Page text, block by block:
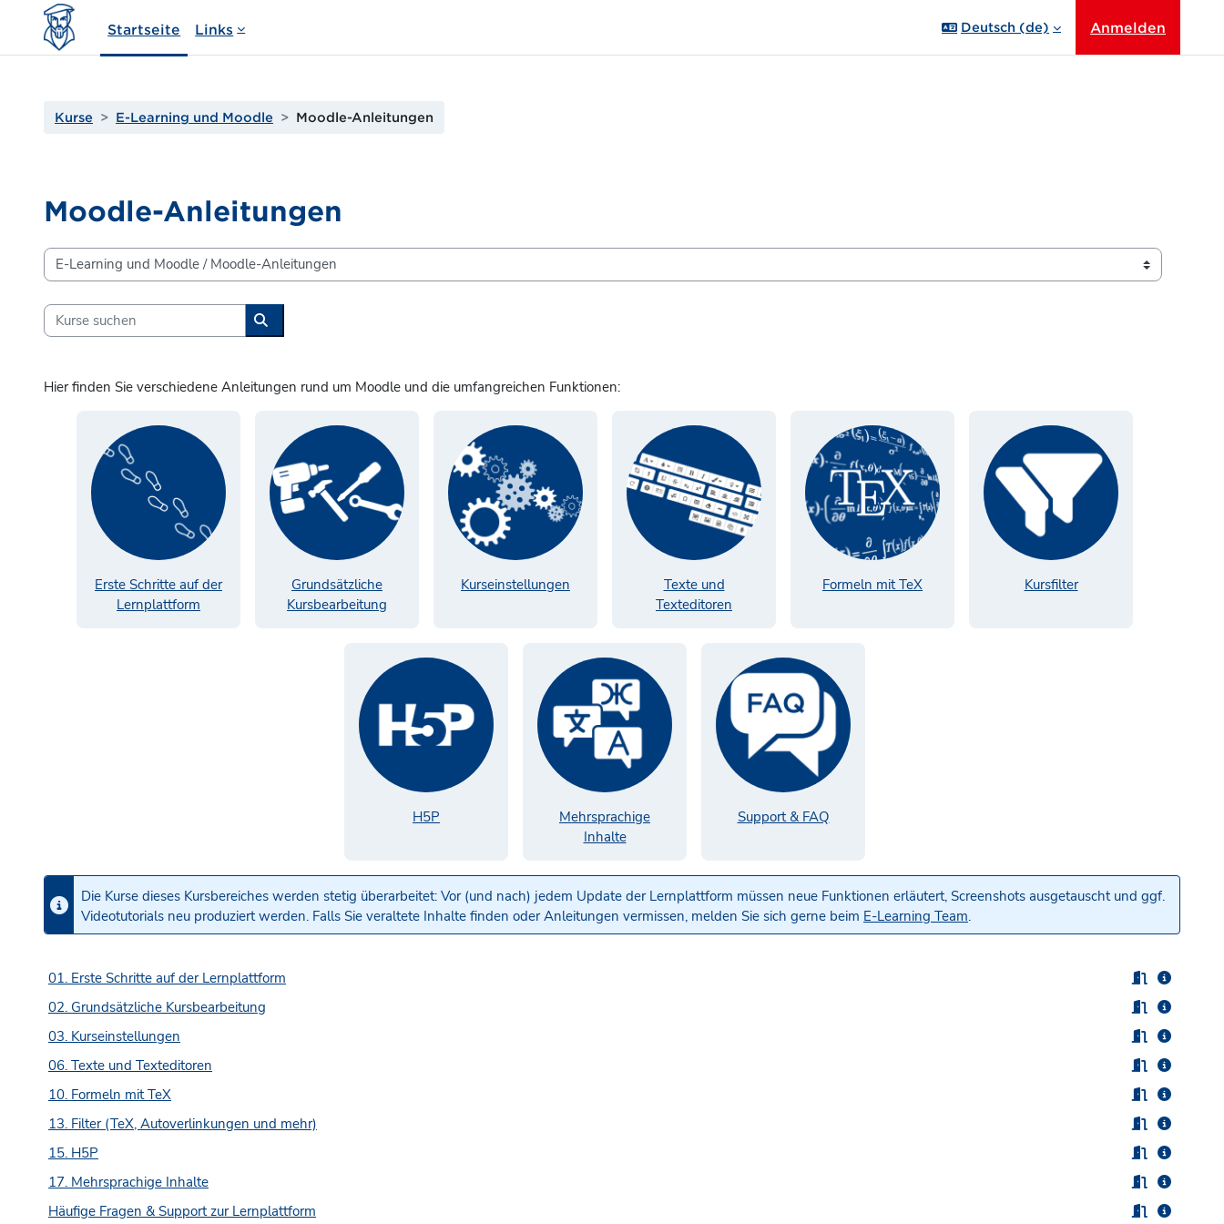
Zum Hauptinhalt
Startseite Links Deutsch ‎(de)‎ Anmelden
Kurse E-Learning und Moodle Moodle-Anleitungen
Moodle-Anleitungen
Kursbereiche
Kurse suchen
Kurse suchen
Hier finden Sie verschiedene Anleitungen rund um Moodle und die umfangreichen Funktionen:
Erste Schritte auf der
Lernplattform
Grundsätzliche
Kursbearbeitung
Kurseinstellungen
Texte und
Texteditoren
Formeln mit TeX Kursfilter
H5P
Mehrsprachige
Inhalte
Support & FAQ
Die Kurse dieses Kursbereiches werden stetig überarbeitet: Vor (und nach) jedem Update der Lernplattform müssen neue Funktionen erläutert, Screenshots ausgetauscht und ggf.
Videotutorials neu produziert werden. Falls Sie veraltete Inhalte finden oder Anleitungen vermissen, melden Sie sich gerne beim E-Learning Team.
01. Erste Schritte auf der Lernplattform
02. Grundsätzliche Kursbearbeitung
03. Kurseinstellungen
06. Texte und Texteditoren
10. Formeln mit TeX
13. Filter (TeX, Autoverlinkungen und mehr)
15. H5P
17. Mehrsprachige Inhalte
Häufige Fragen & Support zur Lernplattform